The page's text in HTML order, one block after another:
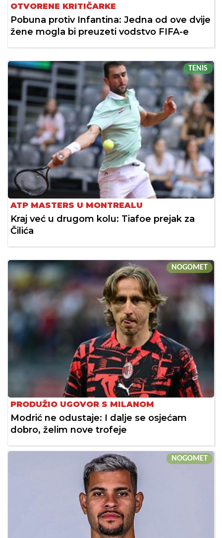
OTVORENE KRITIČARKE
Pobuna protiv Infantina: Jedna od ove dvije
žene mogla bi preuzeti vodstvo FIFA-e
TENIS
ATP MASTERS U MONTREALU
Kraj već u drugom kolu: Tiafoe prejak za
Čilića
NOGOMET
PRODUŽIO UGOVOR S MILANOM
Modrić ne odustaje: I dalje se osjećam
dobro, želim nove trofeje
NOGOMET